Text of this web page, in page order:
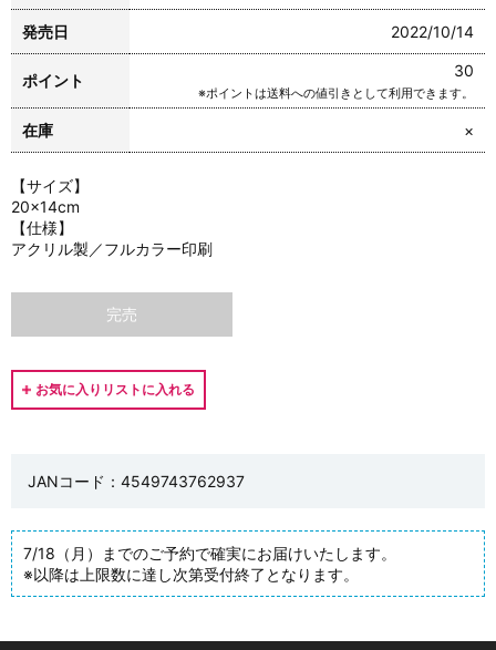
発売日 2022/10/14
ポイント
30
※ポイントは送料への値引きとして利用できます。
在庫 ×
【サイズ】
20×14cm
【仕様】
アクリル製／フルカラー印刷
完売
JANコード：4549743762937
7/18（月）までのご予約で確実にお届けいたします。
※以降は上限数に達し次第受付終了となります。